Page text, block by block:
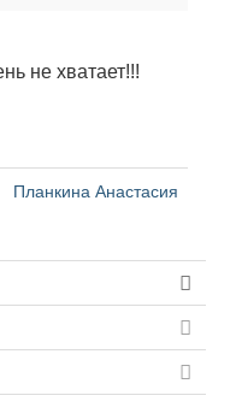
не хватает!!!
Планкина Анастасия